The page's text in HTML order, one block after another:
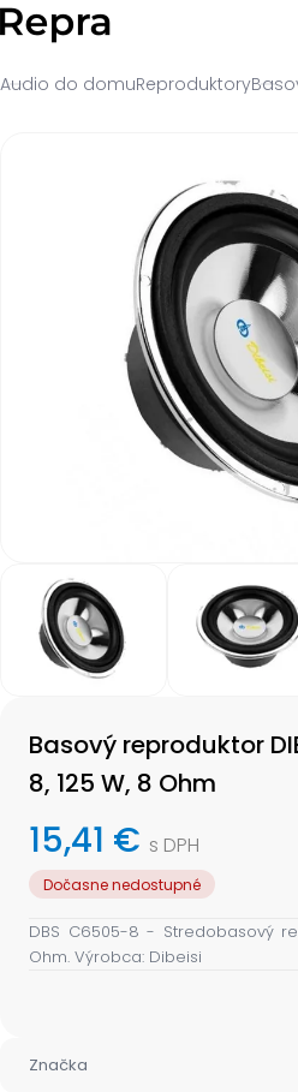
Audio do domuReproduktory
Basový reproduktor
8, 125 W, 8 Ohm
15,41 € s DPH
Dočasne nedostupné
DBS C6505-8 - Stredobasový
Ohm. Výrobca: Dibeisi
Značka